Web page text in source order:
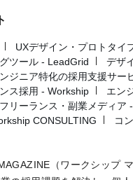
UXデザイン・プロトタイ
ツール - LeadGrid
デザ
ジニア特化の採用支援サー
ス採用 - Workship
エン
リーランス・副業メディア
CONSULTING
コ
（ワークシップ